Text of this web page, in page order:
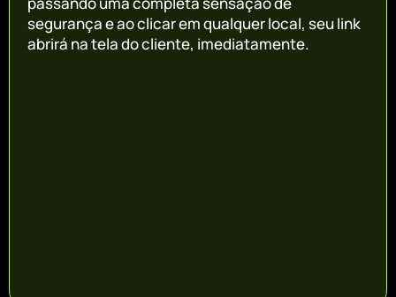
segurança e ao clicar em qualquer local, seu link
abrirá na tela do cliente, imediatamente.